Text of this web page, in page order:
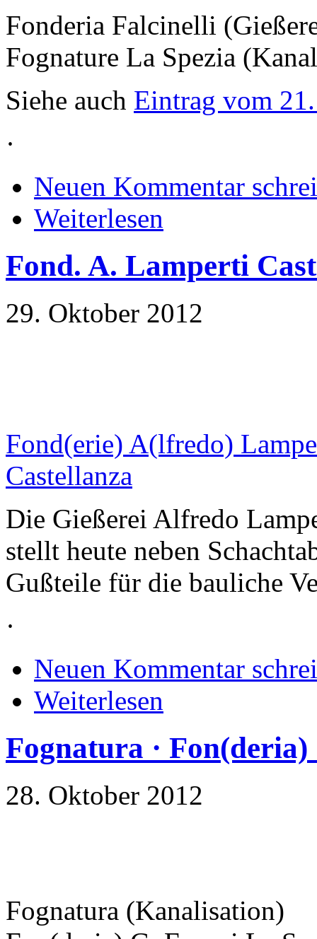
Fonderia Falcinelli
Fognature La Spezia
Siehe auch Eintrag vom
·
Neuen Kommentar
Weiterlesen
Fond. A. Lamperti
29. Oktober 2012
Fond(erie) A(lfredo)
Castellanza
Die Gießerei Alfredo
stellt heute neben
Gußteile für die bauliche
·
Neuen Kommentar
Weiterlesen
Fognatura ·
28. Oktober 2012
Fognatura (Kanalisation)